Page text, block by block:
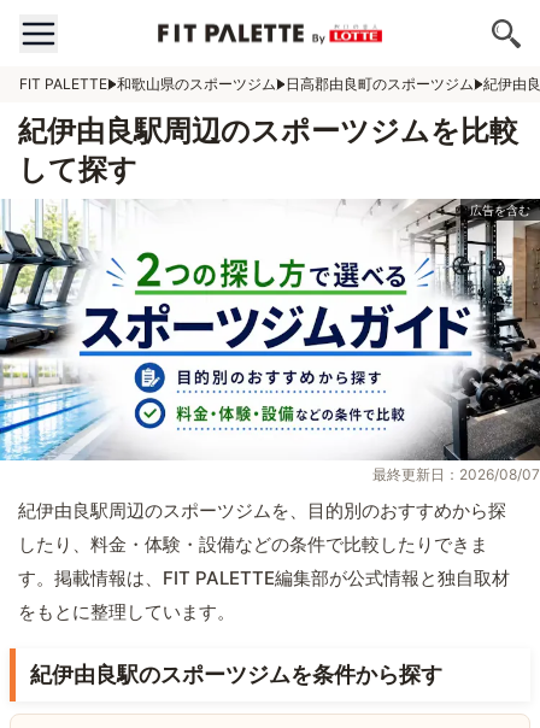
FIT PALETTE 和歌山県のスポーツジム 日高郡由良町のスポーツジム 紀伊由
紀伊由良駅周辺のスポーツジムを比較
して探す
最終更新日：2026/08/07
紀伊由良駅周辺のスポーツジムを、目的別のおすすめから探
したり、料金・体験・設備などの条件で比較したりできま
す。掲載情報は、FIT PALETTE編集部が公式情報と独自取材
をもとに整理しています。
紀伊由良駅のスポーツジムを条件から探す